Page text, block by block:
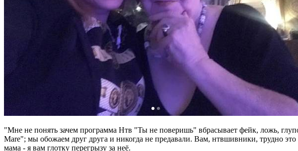
"Мне не понять зачем программа Нтв "Ты не поверишь" вбрасывает фейк, ложь,
Mare"; мы обожаем друг друга и никогда не предавали. Вам, нтвшивники, трудно
мама - я вам глотку перегрызу за неё.